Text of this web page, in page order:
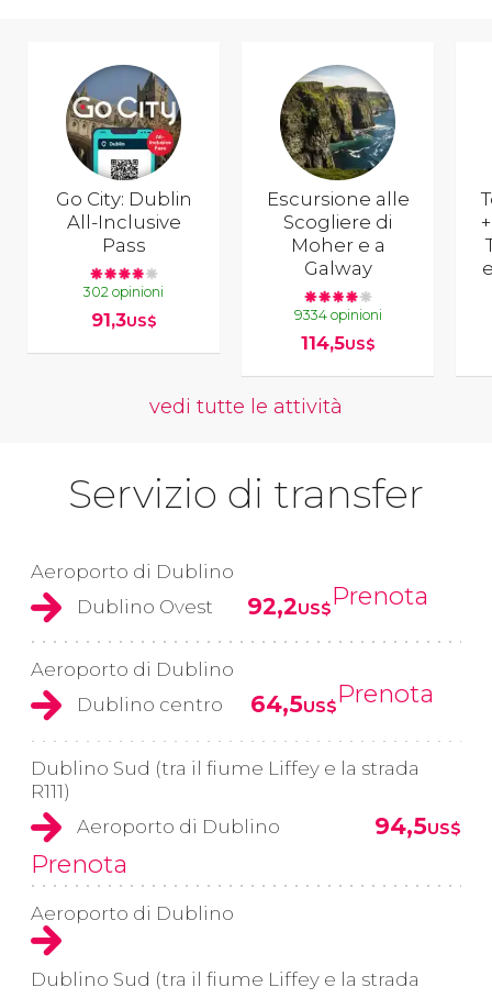
Go City: Dublin
All-Inclusive
Pass
302 opinioni
91,3US$
Escursione alle
Scogliere di
Moher e a
Galway
9334 opinioni
114,5US$
vedi tutte le attività
Servizio di transfer
Aeroporto di Dublino
Dublino Ovest
92,2US$Prenota
Aeroporto di Dublino
Dublino centro
64,5US$Prenota
Dublino Sud (tra il fiume Liffey e la strada
R111)
Aeroporto di Dublino
94,5US$
Prenota
Aeroporto di Dublino
Dublino Sud (tra il fiume Liffey e la strada